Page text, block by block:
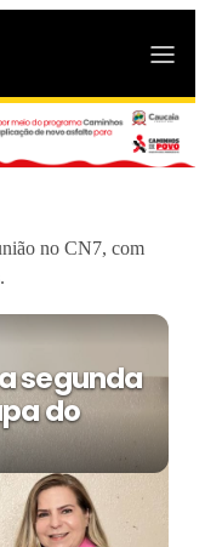
no CN7, com
segunda
do